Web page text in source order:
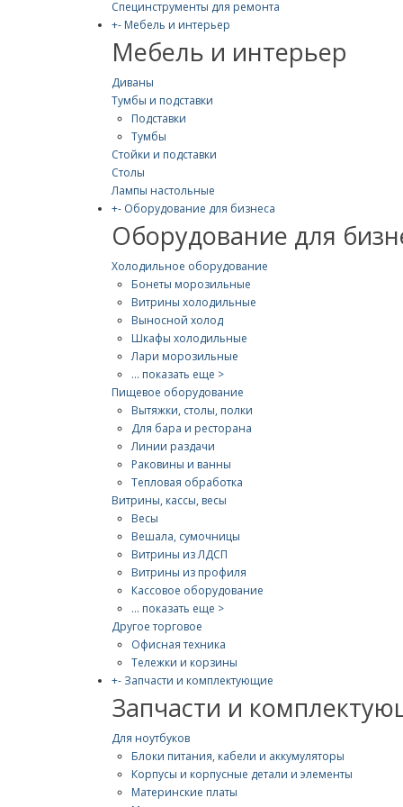
Специнструменты для ремонта
+- Мебель и интерьер
Мебель и интерьер
Диваны
Тумбы и подставки
Подставки
Тумбы
Стойки и подставки
Столы
Лампы настольные
+- Оборудование для бизнеса
Оборудование для
Холодильное оборудование
Бонеты морозильные
Витрины холодильные
Выносной холод
Шкафы холодильные
Лари морозильные
... показать еще >
Пищевое оборудование
Вытяжки, столы, полки
Для бара и ресторана
Линии раздачи
Раковины и ванны
Тепловая обработка
Витрины, кассы, весы
Весы
Вешала, сумочницы
Витрины из ЛДСП
Витрины из профиля
Кассовое оборудование
... показать еще >
Другое торговое
Офисная техника
Тележки и корзины
+- Запчасти и комплектующие
Запчасти и
Для ноутбуков
Блоки питания, кабели и аккумуляторы
Корпусы и корпусные детали и элементы
Материнские платы